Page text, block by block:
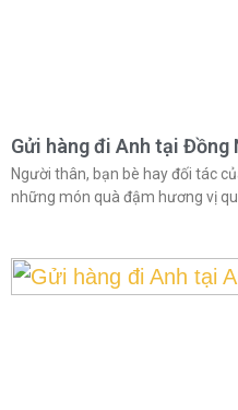
Gửi hàng đi Anh tại Đồng
Người thân, bạn bè hay đối tác
những món quà đậm hương vị